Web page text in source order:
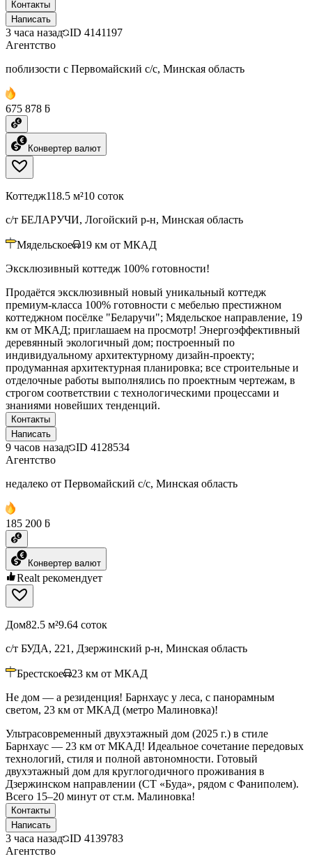
Контакты
Написать
3 часа назад ID 4141197
Агентство
поблизости с Первомайский с/с, Минская область
675 878 ƃ
Конвертер валют
Коттедж118.5 м²10 соток
с/т БЕЛАРУЧИ, Логойский р-н, Минская область
Мядельское 19 км от МКАД
Эксклюзивный коттедж 100% готовности!
Продаётся эксклюзивный новый уникальный коттедж
премиум-класса 100% готовности с мебелью престижном
коттеджном посёлке "Беларучи"; Мядельское направление, 19
км от МКАД; приглашаем на просмотр! Энергоэффективный
деревянный экологичный дом; построенный по
индивидуальному архитектурному дизайн-проекту;
продуманная архитектурная планировка; все строительные и
отделочные работы выполнялись по проектным чертежам, в
строгом соответствии с технологическими процессами и
знаниями новейших тенденций.
Контакты
Написать
9 часов назад ID 4128534
Агентство
недалеко от Первомайский с/с, Минская область
185 200 ƃ
Конвертер валют
Realt рекомендует
Дом82.5 м²9.64 соток
с/т БУДА, 221, Дзержинский р-н, Минская область
Брестское 23 км от МКАД
Не дом — а резиденция! Барнхаус у леса, с панорамным
светом, 23 км от МКАД (метро Малиновка)!
Ультрасовременный двухэтажный дом (2025 г.) в стиле
Барнхаус — 23 км от МКАД! Идеальное сочетание передовых
технологий, стиля и полной автономности. Готовый
двухэтажный дом для круглогодичного проживания в
Дзержинском направлении (СТ «Буда», рядом с Фаниполем).
Всего 15–20 минут от ст.м. Малиновка!
Контакты
Написать
3 часа назад ID 4139783
Агентство